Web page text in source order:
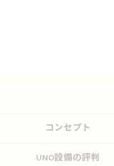
コンセプト
UNO設備の評判